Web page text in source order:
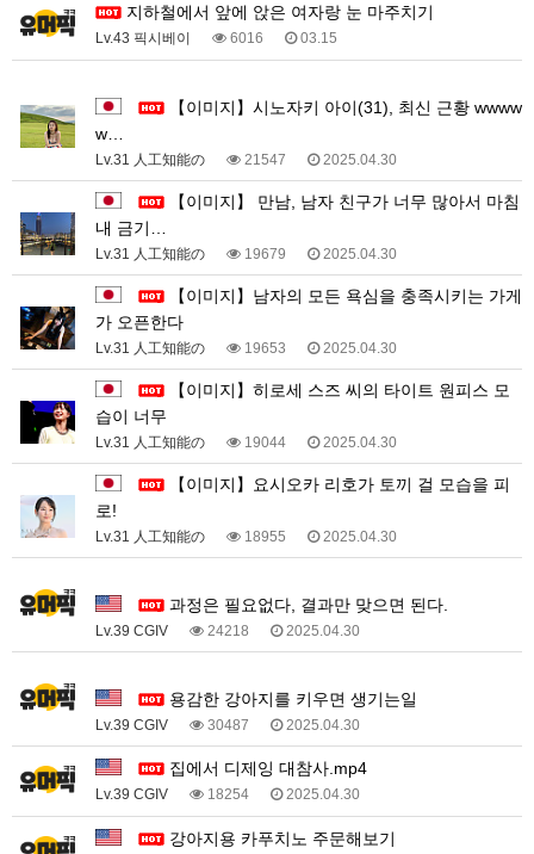
지하철에서 앞에 앉은 여자랑 눈 마주치기
Lv.43 픽시베이 6016 03.15
w…
Lv.31 人工知能の 21547 2025.04.30
내 금기…
Lv.31 人工知能の 19679 2025.04.30
가 오픈한다
Lv.31 人工知能の 19653 2025.04.30
습이 너무
Lv.31 人工知能の 19044 2025.04.30
로!
Lv.31 人工知能の 18955 2025.04.30
과정은 필요없다, 결과만 맞으면 된다.
Lv.39 CGIV 24218 2025.04.30
용감한 강아지를 키우면 생기는일
Lv.39 CGIV 30487 2025.04.30
집에서 디제잉 대참사.mp4
Lv.39 CGIV 18254 2025.04.30
강아지용 카푸치노 주문해보기